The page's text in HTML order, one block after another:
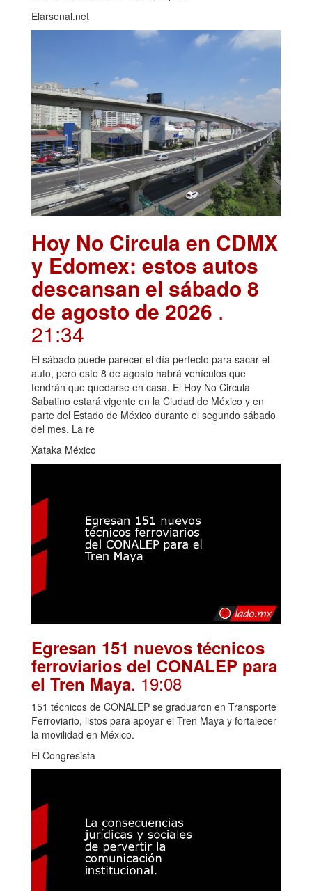
Elarsenal.net
Hoy No Circula en CDMX
y Edomex: estos autos
descansan el sábado 8
de agosto de 2026 .
21:34
El sábado puede parecer el día perfecto para sacar el
auto, pero este 8 de agosto habrá vehículos que
tendrán que quedarse en casa. El Hoy No Circula
Sabatino estará vigente en la Ciudad de México y en
parte del Estado de México durante el segundo sábado
del mes. La re
Xataka México
Egresan 151 nuevos técnicos
ferroviarios del CONALEP para
el Tren Maya. 19:08
151 técnicos de CONALEP se graduaron en Transporte
Ferroviario, listos para apoyar el Tren Maya y fortalecer
la movilidad en México.
El Congresista